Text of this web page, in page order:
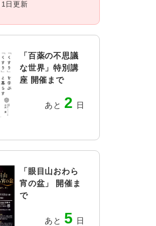
日更新
「百薬の不思議
な世界」特別講
座 開催まで
あと 2 日
「眼目山おわら
宵の盆」 開催ま
で
あと 5 日